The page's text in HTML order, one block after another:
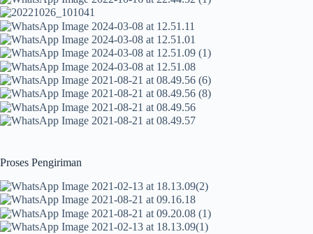
Proses Pengiriman